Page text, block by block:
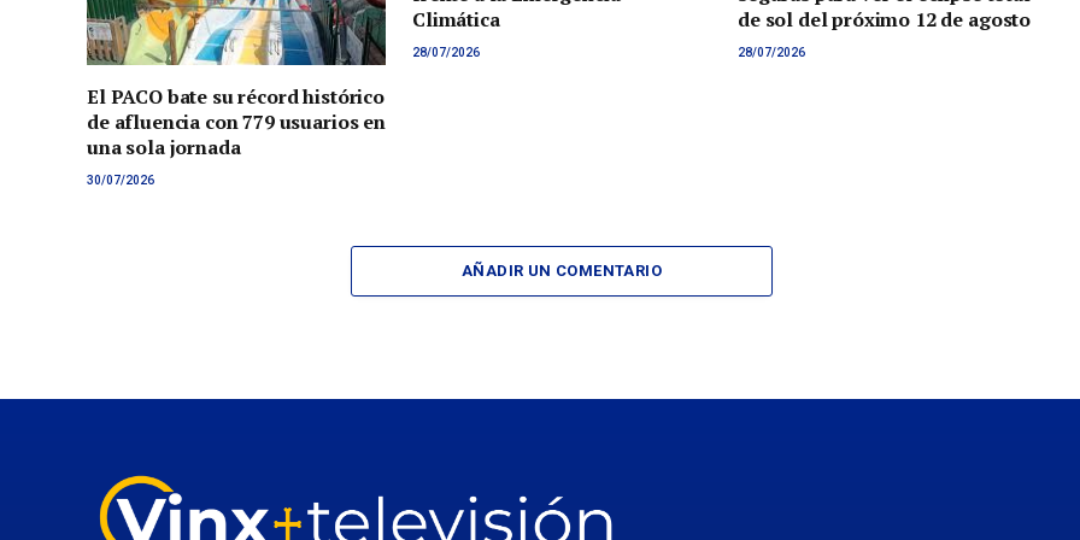
El PACO bate su récord histórico
de afluencia con 779 usuarios en
una sola jornada
30/07/2026
Climática
28/07/2026
de sol del próximo 12 de agosto
28/07/2026
AÑADIR UN COMENTARIO